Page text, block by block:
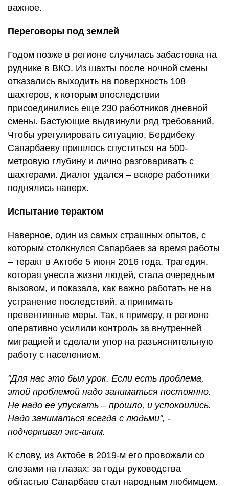
важное.
Переговоры под землей
Годом позже в регионе случилась забастовка на
руднике в ВКО. Из шахты после ночной смены
отказались выходить на поверхность 108
шахтеров, к которым впоследствии
присоединились еще 230 работников дневной
смены. Бастующие выдвинули ряд требований.
Чтобы урегулировать ситуацию, Бердибеку
Сапарбаеву пришлось спуститься на 500-
метровую глубину и лично разговаривать с
шахтерами. Диалог удался – вскоре работники
поднялись наверх.
Испытание терактом
Наверное, один из самых страшных опытов, с
которым столкнулся Сапарбаев за время работы
– теракт в Актобе 5 июня 2016 года. Трагедия,
которая унесла жизни людей, стала очередным
вызовом, и показала, как важно работать не на
устранение последствий, а принимать
превентивные меры. Так, к примеру, в регионе
оперативно усилили контроль за внутренней
миграцией и сделали упор на разъяснительную
работу с населением.
"Для нас это был урок. Если есть проблема,
этой проблемой надо заниматься постоянно.
Не надо ее упускать – прошло, и успокоились.
Надо заниматься всегда с людьми", -
подчеркивал экс-аким.
К слову, из Актобе в 2019-м его провожали со
слезами на глазах: за годы руководства
областью Сапарбаев стал народным любимцем.